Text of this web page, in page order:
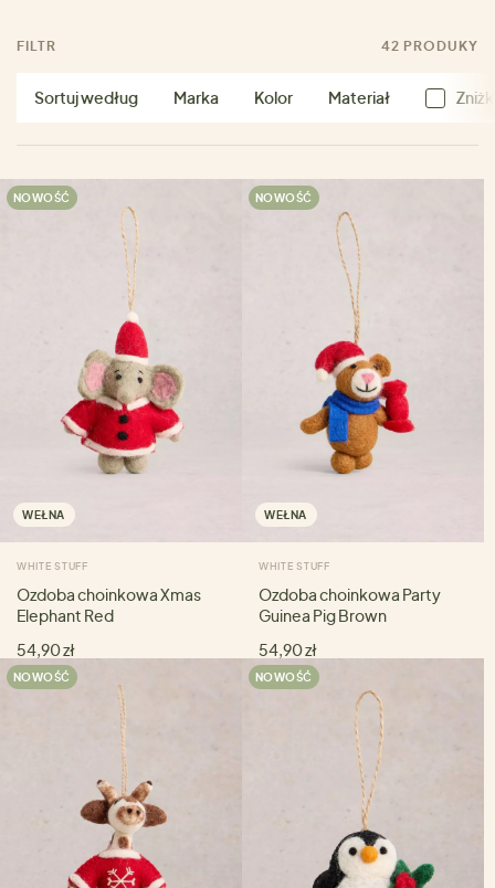
FILTR 42 PRODUKY
Sortuj według Marka Kolor Materiał
NOWOŚĆ
WEŁNA
WHITE STUFF
Ozdoba choinkowa Xmas
Elephant Red
54,90 zł
NOWOŚĆ
WEŁNA
WHITE STUFF
Ozdoba choinkowa Party
Guinea Pig Brown
54,90 zł
NOWOŚĆ NOWOŚĆ